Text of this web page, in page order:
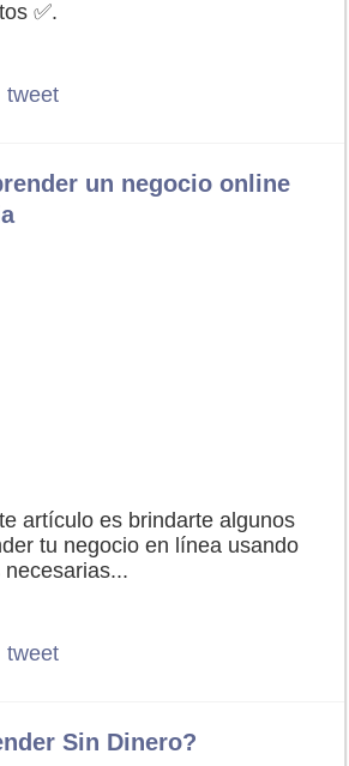
✅.
tweet
un negocio online
artículo es brindarte algunos
tu negocio en línea usando
tweet
Sin Dinero?